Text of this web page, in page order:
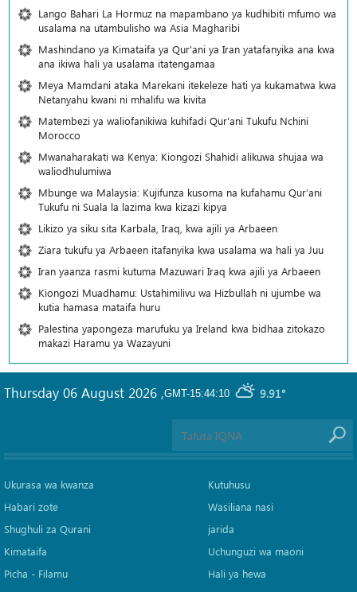
Lango Bahari La Hormuz na mapambano ya kudhibiti mfumo wa
usalama na utambulisho wa Asia Magharibi
Mashindano ya Kimataifa ya Qur'ani ya Iran yatafanyika ana kwa
ana ikiwa hali ya usalama itatengamaa
Meya Mamdani ataka Marekani itekeleze hati ya kukamatwa kwa
Netanyahu kwani ni mhalifu wa kivita
Matembezi ya waliofanikiwa kuhifadi Qur'ani Tukufu Nchini
Morocco
Mwanaharakati wa Kenya: Kiongozi Shahidi alikuwa shujaa wa
waliodhulumiwa
Mbunge wa Malaysia: Kujifunza kusoma na kufahamu Qur’ani
Tukufu ni Suala la lazima kwa kizazi kipya
Likizo ya siku sita Karbala, Iraq, kwa ajili ya Arbaeen
Ziara tukufu ya Arbaeen itafanyika kwa usalama wa hali ya Juu
Iran yaanza rasmi kutuma Mazuwari Iraq kwa ajili ya Arbaeen
Kiongozi Muadhamu: Ustahimilivu wa Hizbullah ni ujumbe wa
kutia hamasa mataifa huru
Palestina yapongeza marufuku ya Ireland kwa bidhaa zitokazo
makazi Haramu ya Wazayuni
GMT-15:44:10 9.91°
Thursday 06 August 2026 ,
Ukurasa wa kwanza
Habari zote
Shughuli za Qurani
Kimataifa
Picha‎ - Filamu‎
Kutuhusu
Wasiliana nasi
jarida
Uchunguzi wa maoni
Hali ya hewa